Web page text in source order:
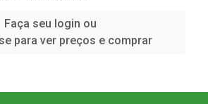
Faça seu login ou
para ver preços e comprar